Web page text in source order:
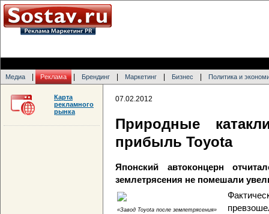
Медиа Реклама Брендинг Маркетинг Бизнес Политика и
07.02.2012
Природные
прибыль Toyota
Японский автоконцерн
землетрясения не помешали
«Завод Toyota после землетрясения»
Карта
рекламного
рынка